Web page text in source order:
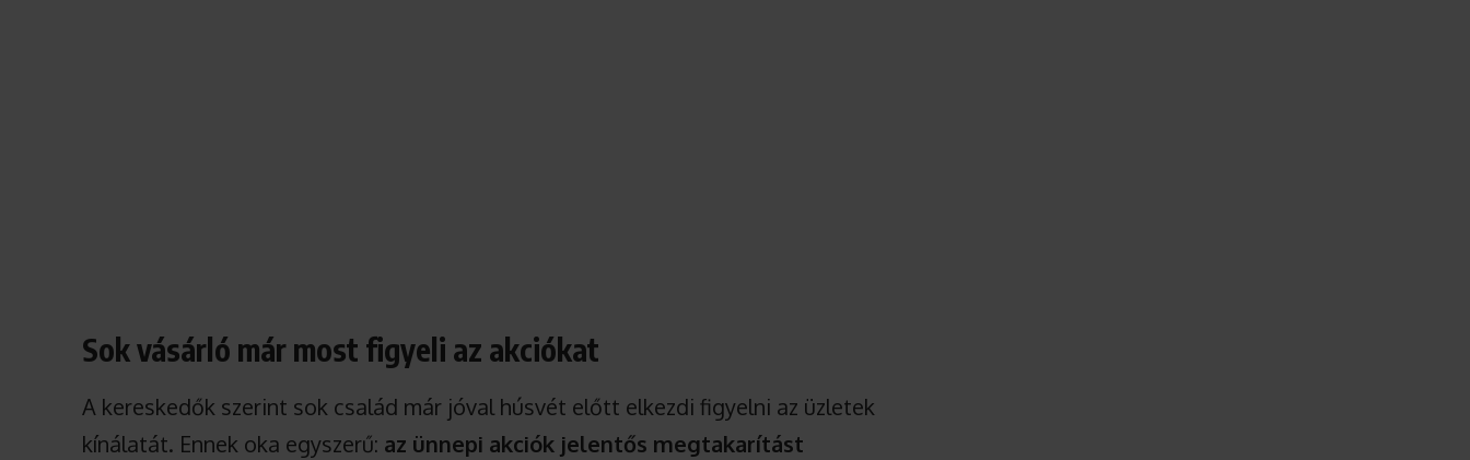
Sok vásárló már most figyeli az akciókat
A kereskedők szerint sok család már jóval húsvét előtt elkezdi figyelni az üzletek
kínálatát. Ennek oka egyszerű: az ünnepi akciók jelentős megtakarítást